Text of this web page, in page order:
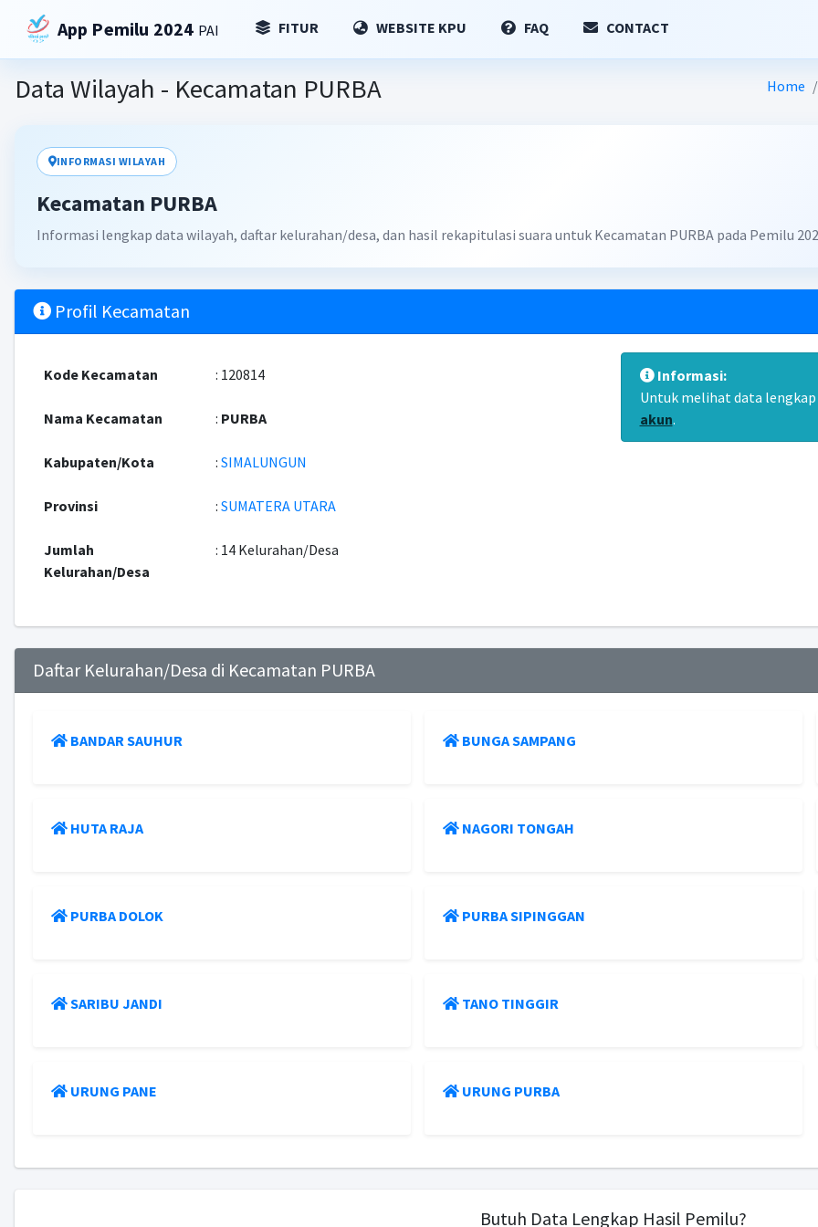
App Pemilu 2024 PAI FITUR WEBSITE KPU FAQ CONTACT
Data Wilayah - Kecamatan PURBA Home
INFORMASI WILAYAH
Kecamatan PURBA
Informasi lengkap data wilayah, daftar kelurahan/desa, dan hasil rekapitulasi suara untuk Kecamatan PURBA pada Pemilu
Profil Kecamatan
Kode Kecamatan : 120814
Nama Kecamatan : PURBA
Kabupaten/Kota : SIMALUNGUN
Provinsi : SUMATERA UTARA
Jumlah
Kelurahan/Desa
: 14 Kelurahan/Desa
Informasi:
Untuk melihat data
akun.
Daftar Kelurahan/Desa di Kecamatan PURBA
BANDAR SAUHUR BUNGA SAMPANG
HUTA RAJA NAGORI TONGAH
PURBA DOLOK PURBA SIPINGGAN
SARIBU JANDI TANO TINGGIR
URUNG PANE URUNG PURBA
Butuh Data Lengkap Hasil Pemilu?